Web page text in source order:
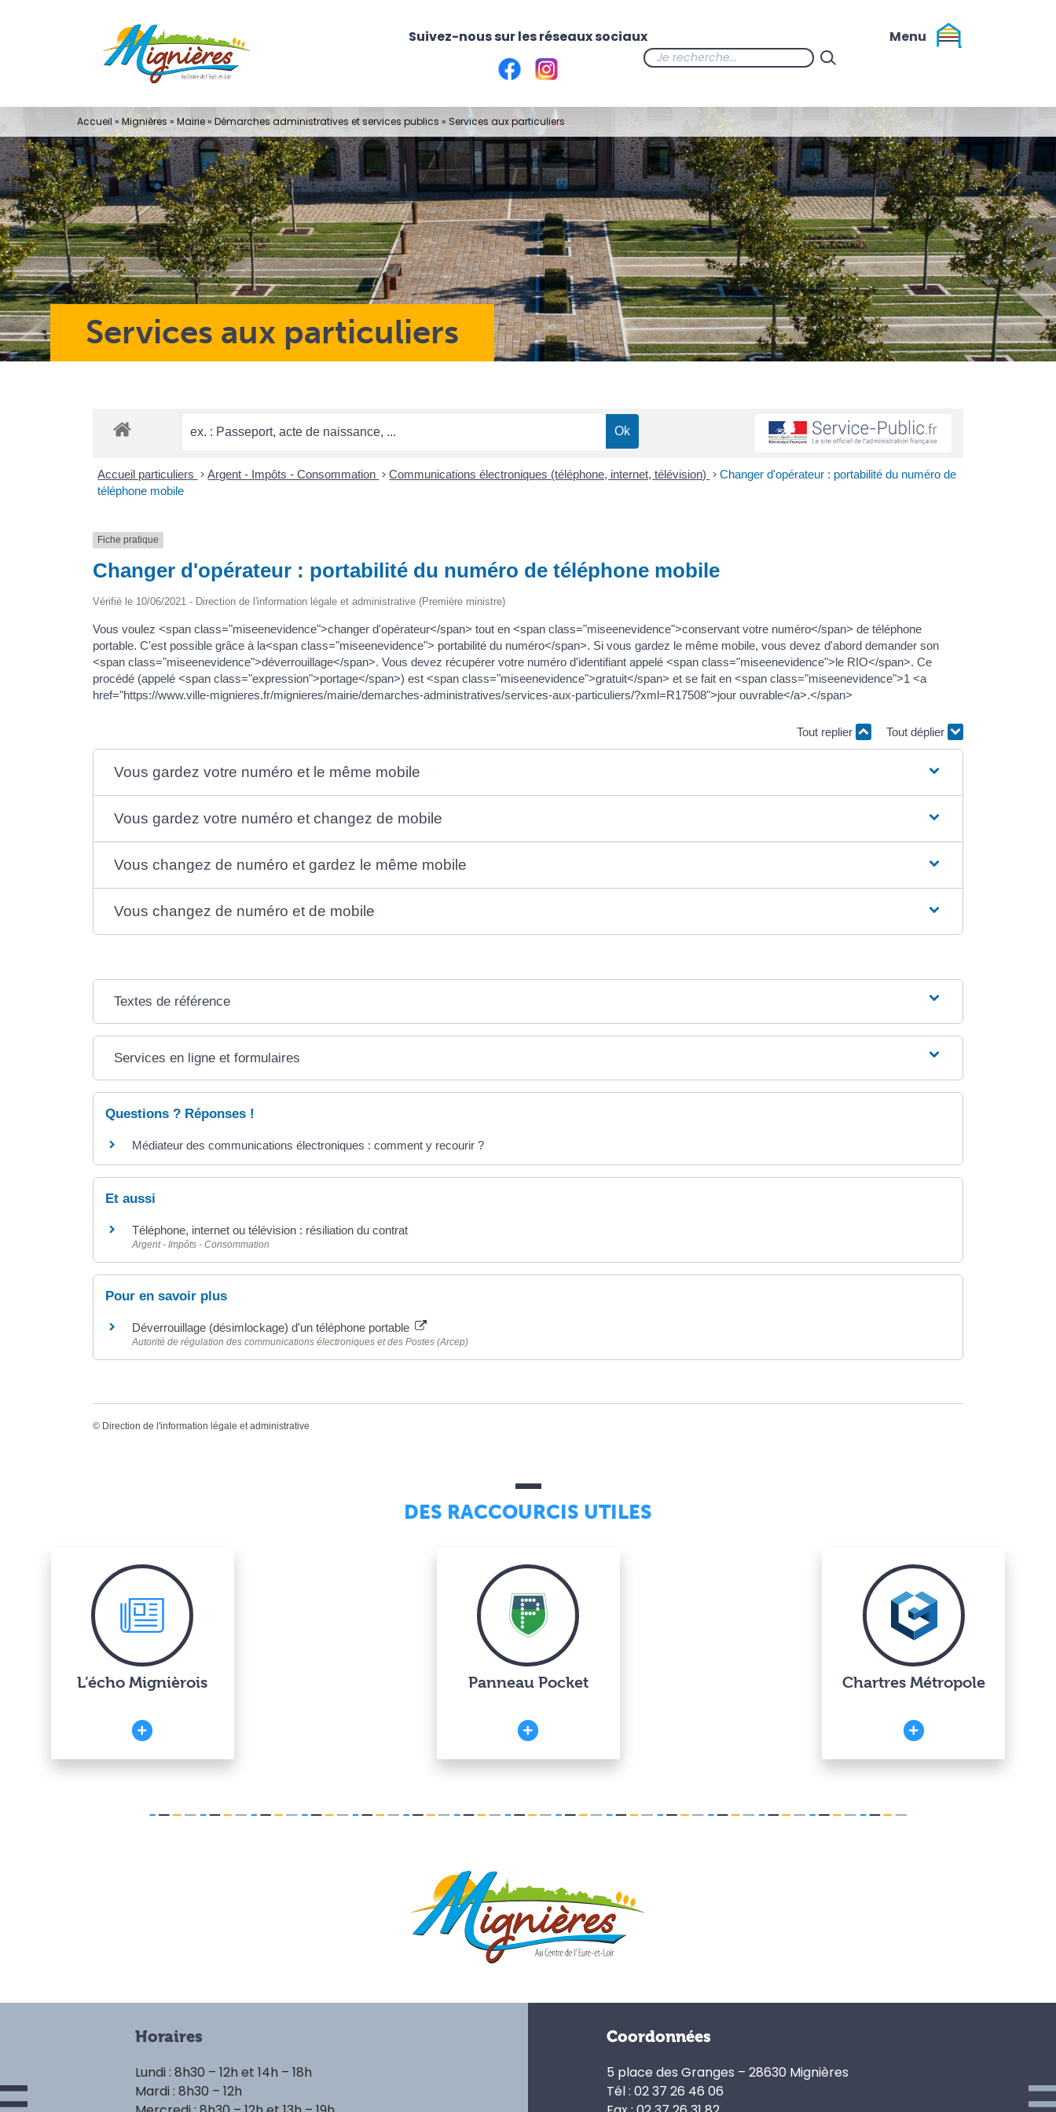
Services aux particuliers
Accueil » Mignières » Mairie» Démarches administratives et services publics » Services aux particuliers
Accueil particuliers > Argent - Impôts - Consommation > Communications électroniques (téléphone, internet, télévision) > Changer d'opérateur : portabilité du numéro de
téléphone mobile
Fiche pratique
Changer d'opérateur : portabilité du numéro de téléphone mobile
Vérifié le 10/06/2021 - Direction de l'information légale et administrative (Première ministre)
Vous voulez <span class="miseenevidence">changer d'opérateur</span> tout en <span class="miseenevidence">conservant votre numéro</span> de téléphone
portable. C'est possible grâce à la<span class="miseenevidence"> portabilité du numéro</span>. Si vous gardez le même mobile, vous devez d'abord demander son
<span class="miseenevidence">déverrouillage</span>. Vous devez récupérer votre numéro d'identifiant appelé <span class="miseenevidence">le RIO</span>. Ce
procédé (appelé <span class="expression">portage</span>) est <span class="miseenevidence">gratuit</span> et se fait en <span class="miseenevidence">1 <a
href="https://www.ville-mignieres.fr/mignieres/mairie/demarches-administratives/services-aux-particuliers/?xml=R17508">jour ouvrable</a>.</span>
Tout replier Tout déplier
Vous gardez votre numéro et le même mobile
Vous gardez votre numéro et changez de mobile
Vous changez de numéro et gardez le même mobile
Vous changez de numéro et de mobile
Textes de référence
Services en ligne et formulaires
Questions ? Réponses !
Médiateur des communications électroniques : comment y recourir ?
Et aussi
Téléphone, internet ou télévision : résiliation du contrat
Argent - Impôts - Consommation
Pour en savoir plus
Déverrouillage (désimlockage) d'un téléphone portable
Autorité de régulation des communications électroniques et des Postes (Arcep)
© Direction de l'information légale et administrative
DES RACCOURCIS UTILES
L’écho Mignièrois Panneau Pocket Chartres Métropole
Horaires
Lundi : 8h30 – 12h et 14h – 18h
Mardi : 8h30 – 12h
Coordonnées
5 place des Granges – 28630 Mignières
Tél : 02 37 26 46 06